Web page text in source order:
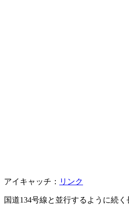
アイキャッチ： リンク
国道134号線と並行するように続く